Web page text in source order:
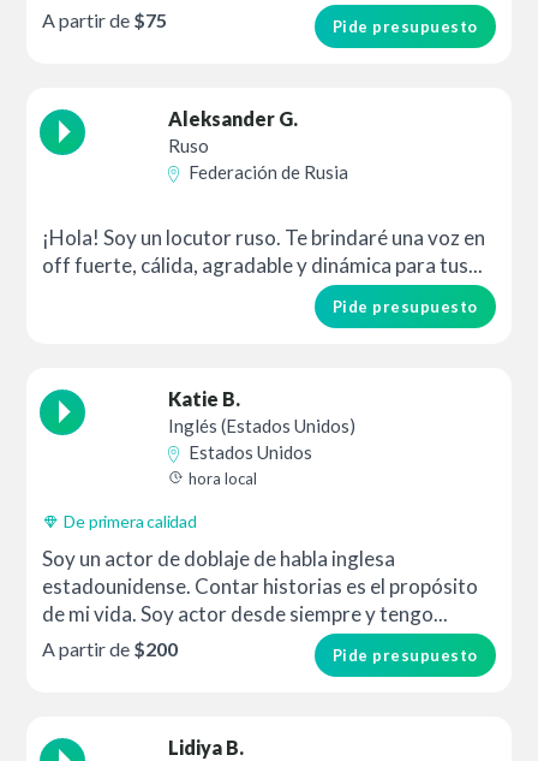
Pide presupuesto
A partir de $75
Aleksander G.
Ruso
Federación de Rusia
¡Hola! Soy un locutor ruso. Te brindaré una voz en
off fuerte, cálida, agradable y dinámica para tus...
Pide presupuesto
Katie B.
Inglés (Estados Unidos)
Estados Unidos
hora local
De primera calidad
Soy un actor de doblaje de habla inglesa
estadounidense. Contar historias es el propósito
de mi vida. Soy actor desde siempre y tengo...
Pide presupuesto
A partir de $200
Lidiya B.